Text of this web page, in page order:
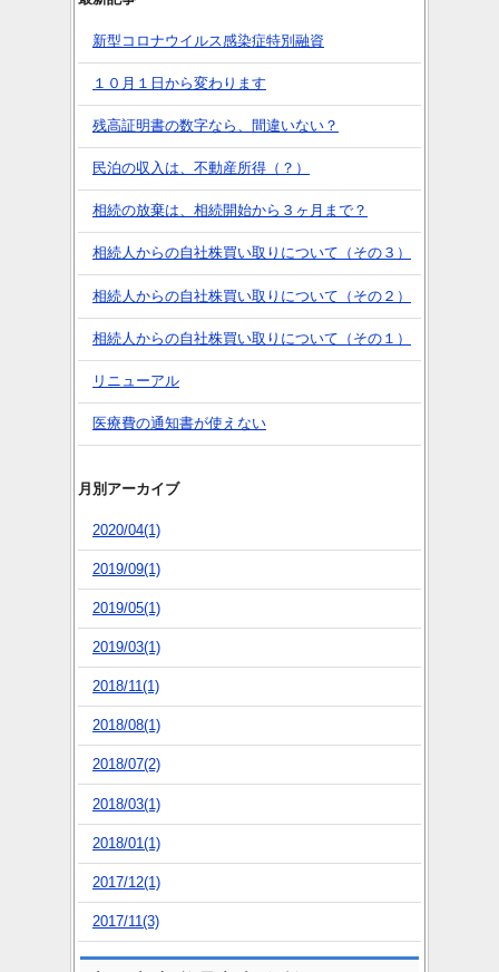
新型コロナウイルス感染症特別融資
１０月１日から変わります
残高証明書の数字なら、間違いない？
民泊の収入は、不動産所得（？）
相続の放棄は、相続開始から３ヶ月まで？
相続人からの自社株買い取りについて（その３）
相続人からの自社株買い取りについて（その２）
相続人からの自社株買い取りについて（その１）
リニューアル
医療費の通知書が使えない
月別アーカイブ
2020/04(1)
2019/09(1)
2019/05(1)
2019/03(1)
2018/11(1)
2018/08(1)
2018/07(2)
2018/03(1)
2018/01(1)
2017/12(1)
2017/11(3)